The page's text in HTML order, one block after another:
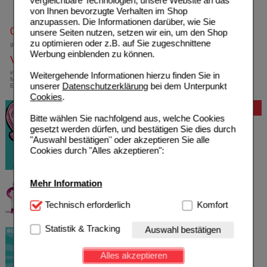
von Ihnen bevorzugte Verhalten im Shop
anzupassen. Die Informationen darüber, wie Sie
unsere Seiten nutzen, setzen wir ein, um den Shop
zu optimieren oder z.B. auf Sie zugeschnittene
Werbung einblenden zu können.
Weitergehende Informationen hierzu finden Sie in
unserer Datenschutzerklärungbei dem Unterpunkt
Cookies.
Bitte wählen Sie nachfolgend aus, welche Cookies
gesetzt werden dürfen, und bestätigen Sie dies durch
"Auswahl bestätigen" oder akzeptieren Sie alle
Cookies durch "Alles akzeptieren":
Mehr Information
Technisch Notwendig:Hierbei handelt es sich um
Website notwendig sind (z.B. Navigation, Warenkorb,
Kundenkonto), weshalb auf diese nicht verzichtet
werden kann.
Technisch erforderlich Komfort
Statistik & Tracking Auswahl bestätigen
Alles akzeptieren
0800-10 11 422
gebührenfreie Rufnummer
Versandkostenfrei
innerhalb Deutschlands bei einem
Mindestbestellwert von 13,99 Euro oder bei
Einsendung eines Kassenrezeptes